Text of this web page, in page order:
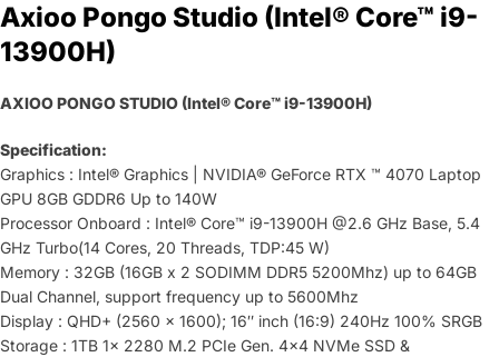
Axioo Pongo Studio (Intel® Core™ i9-
13900H)
AXIOO PONGO STUDIO (Intel® Core™ i9-13900H)
Specification:
Graphics : Intel® Graphics | NVIDIA® GeForce RTX ™ 4070 Laptop
GPU 8GB GDDR6 Up to 140W
Processor Onboard : Intel® Core™ i9-13900H @2.6 GHz Base, 5.4
GHz Turbo(14 Cores, 20 Threads, TDP:45 W)
Memory : 32GB (16GB x 2 SODIMM DDR5 5200Mhz) up to 64GB
Dual Channel, support frequency up to 5600Mhz
Display : QHD+ (2560 x 1600); 16″ inch (16:9) 240Hz 100% SRGB
Storage : 1TB 1x 2280 M.2 PCIe Gen. 4×4 NVMe SSD &